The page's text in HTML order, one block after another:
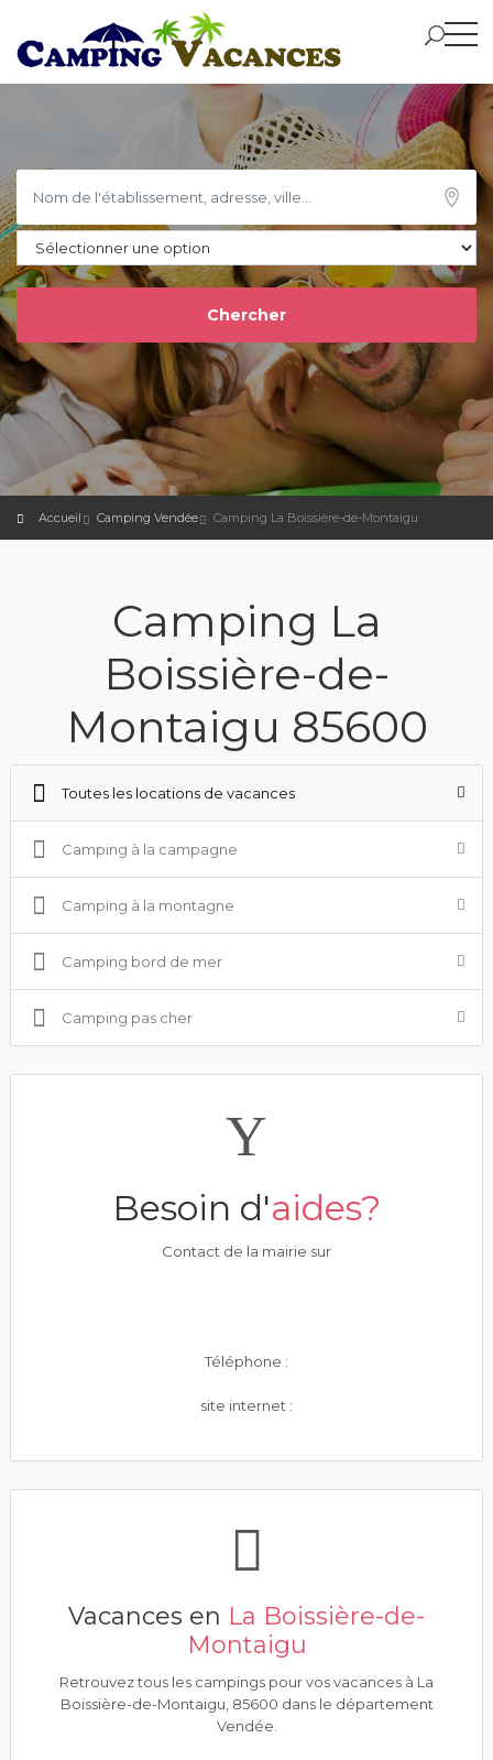
Accueil Camping Vendée Camping La Boissière-de-Montaigu
Camping La
Boissière-de-
Montaigu 85600
Toutes les locations de vacances
Camping à la campagne
Camping à la montagne
Camping bord de mer
Camping pas cher
Besoin d'aides?
Contact de la mairie sur
Téléphone :
site internet :
Vacances en La Boissière-de-
Montaigu
Retrouvez tous les campings pour vos vacances à La
Boissière-de-Montaigu, 85600 dans le département
Vendée.